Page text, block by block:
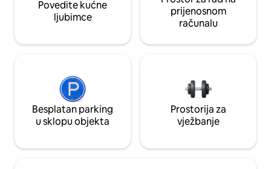
Povedite kućne
ljubimce
prijenosnom
računalu
Besplatan parking
u sklopu objekta
Prostorija za
vježbanje